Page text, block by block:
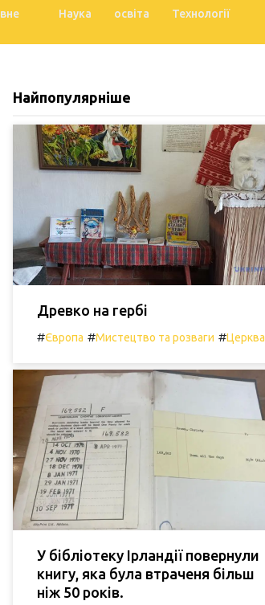
Наука освіта Технології
Найпопулярніше
Древко на гербі
#Європа #Мистецтво та розваги #Церква
У бібліотеку Ірландії повернули
книгу, яка була втраченя більш
ніж 50 років.